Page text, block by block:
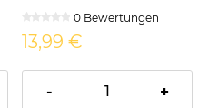
0 Bewertungen
13,99 €
- +